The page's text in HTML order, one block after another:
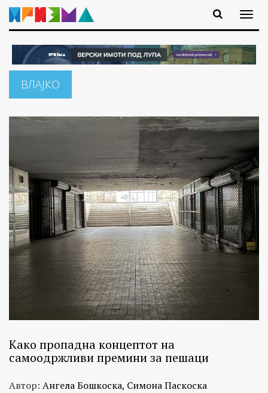
ВЛАЈКО
Како пропадна концептот на
самоодржливи премини за пешаци
Автор: Ангела Бошкоска, Симона Паскоска